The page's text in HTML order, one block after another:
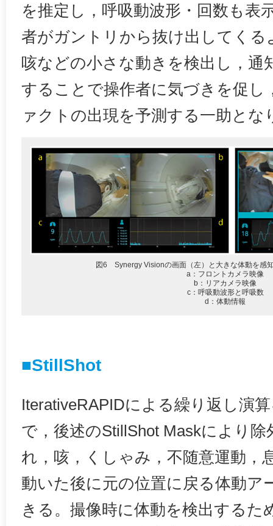
を推定し，呼吸動波形・回数も表
者がガントリから抜け出してくる
咳などの小さな動きを検出し，通
することで操作者に気づきを促し
ァクトの出現を予測する一助とな
図6 Synergy Visionの画面（左）と大きな体動を感
a：フロントカメラ映像
b：リアカメラ映像
c：呼吸動波形と呼吸数
d：体動情報
■StillShot
IterativeRAPIDによる繰り返し演
で，後述のStillShot Maskにより
れ，咳，くしゃみ，不随意運動，
動いた後に元の位置に戻る体動ア
きる。撮像時に体動を検出するた